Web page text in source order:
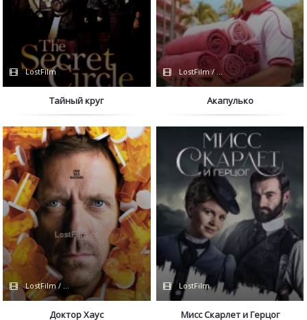
LostFilm
Тайный круг
LostFilm / Сериалы 2021 /
Акапулько
LostFilm / FOX
Доктор Хаус
LostFilm
Мисс Скарлет и Герцог